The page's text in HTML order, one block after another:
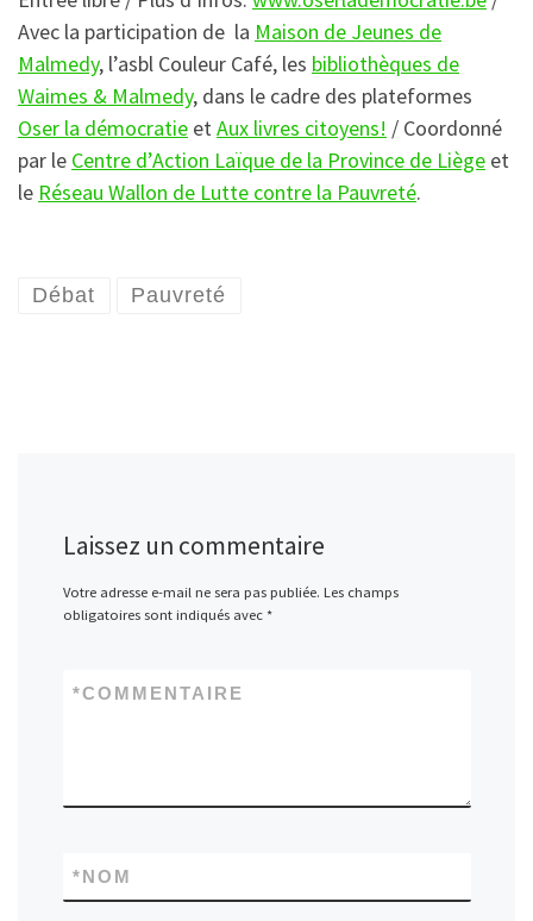
Avec la participation de la Maison de Jeunes de
Malmedy, l’asbl Couleur Café, les bibliothèques de
Waimes & Malmedy, dans le cadre des plateformes
Oser la démocratie etAux livres citoyens! / Coordonné
par le Centre d’Action Laïque de la Province de Liège et
le Réseau Wallon de Lutte contre la Pauvreté.
Débat Pauvreté
Laissez un commentaire
Votre adresse e-mail ne sera pas publiée. Les champs
obligatoires sont indiqués avec *
COMMENTAIRE
*
NOM
*